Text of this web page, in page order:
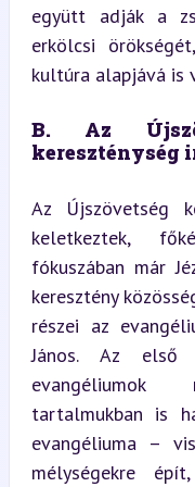
együtt adják a
erkölcsi
kultúra alapjává is
B. Az
kereszténység
Az Újszövetség
keletkeztek,
fókuszában már
keresztény
részei az
János. Az első
evangéliumok
tartalmukban is
evangéliuma –
mélységekre